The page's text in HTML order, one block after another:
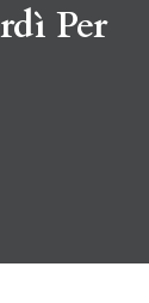
Per